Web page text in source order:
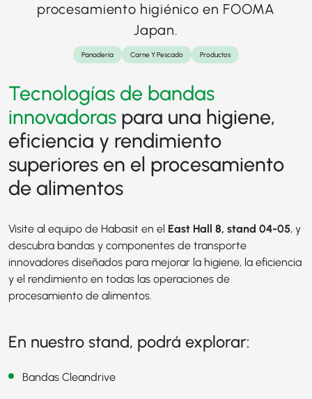
Panadería Carne Y Pescado Productos
procesamiento higiénico en FOOMA
Japan.
Tecnologías de bandas
innovadoras para una higiene,
eficiencia y rendimiento
superiores en el procesamiento
de alimentos
Visite al equipo de Habasit en el East Hall 8, stand 04-05, y
descubra bandas y componentes de transporte
innovadores diseñados para mejorar la higiene, la eficiencia
y el rendimiento en todas las operaciones de
procesamiento de alimentos.
En nuestro stand, podrá explorar:
Bandas Cleandrive